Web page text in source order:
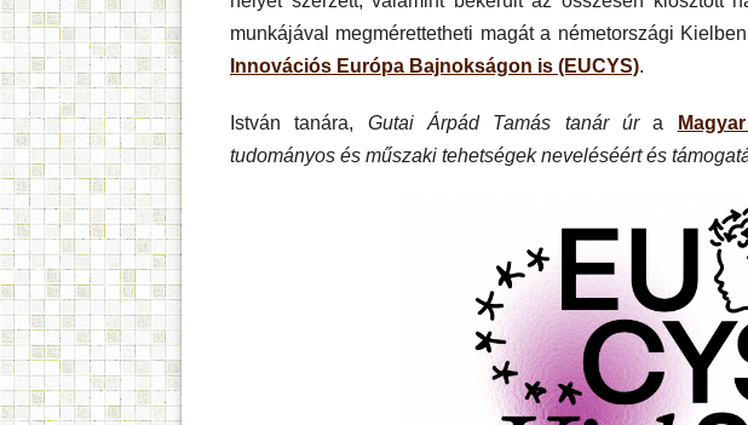
munkájával megmérettetheti magát a németországi
Innovációs Európa Bajnokságon is (EUCYS).
István tanára, Gutai Árpád Tamás tanár úra
tudományos és műszaki tehetségek neveléséért és